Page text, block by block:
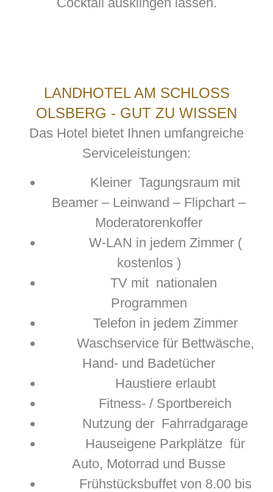
LANDHOTEL AM SCHLOSS
OLSBERG - GUT ZU WISSEN
Das Hotel bietet Ihnen umfangreiche
Serviceleistungen:
Kleiner Tagungsraum mit
Beamer – Leinwand – Flipchart –
Moderatorenkoffer
W-LAN in jedem Zimmer (
kostenlos )
TV mit nationalen
Programmen
Telefon in jedem Zimmer
Waschservice für Bettwäsche,
Hand- und Badetücher
Haustiere erlaubt
Fitness- / Sportbereich
Nutzung der Fahrradgarage
Hauseigene Parkplätze für
Auto, Motorrad und Busse
Frühstücksbuffet von 8.00 bis